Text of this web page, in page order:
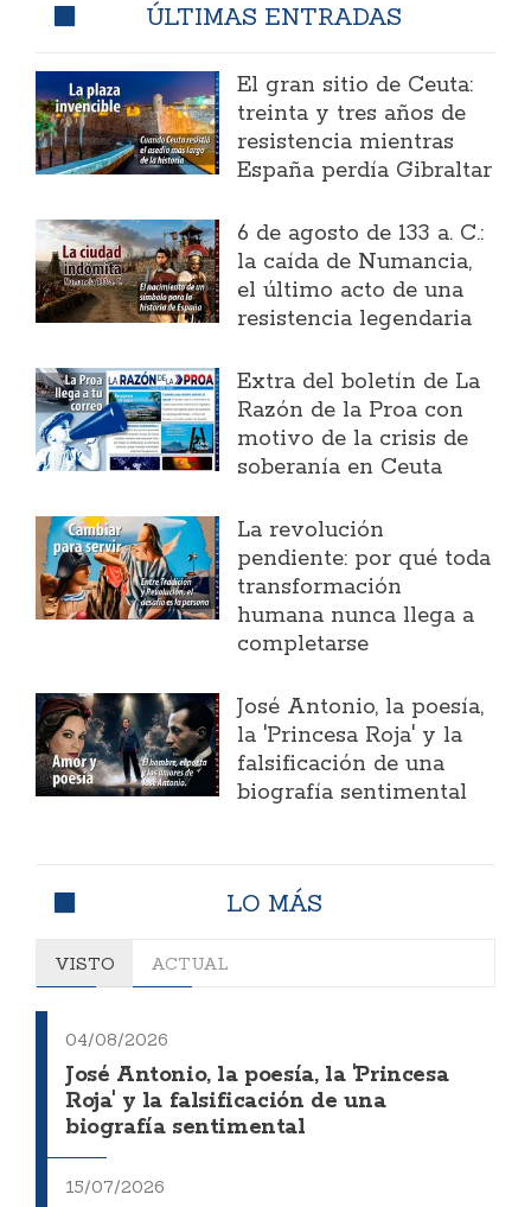
ÚLTIMAS ENTRADAS
El gran sitio de Ceuta:
treinta y tres años de
resistencia mientras
España perdía Gibraltar
6 de agosto de 133 a. C.:
la caída de Numancia,
el último acto de una
resistencia legendaria
Extra del boletín de La
Razón de la Proa con
motivo de la crisis de
soberanía en Ceuta
La revolución
pendiente: por qué toda
transformación
humana nunca llega a
completarse
José Antonio, la poesía,
la 'Princesa Roja' y la
falsificación de una
biografía sentimental
LO MÁS
VISTO ACTUAL
04/08/2026
José Antonio, la poesía, la 'Princesa
Roja' y la falsificación de una
biografía sentimental
15/07/2026